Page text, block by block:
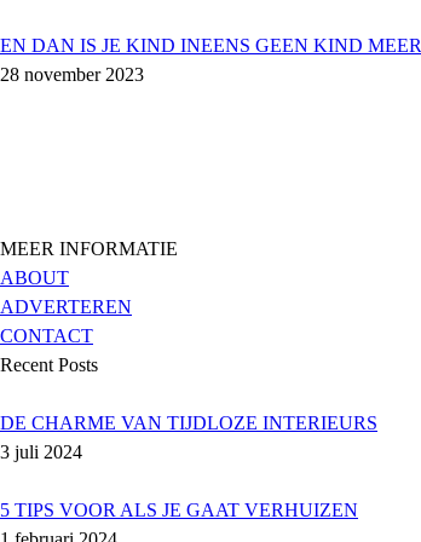
EN DAN IS JE KIND INEENS GEEN KIND MEER
28 november 2023
MEER INFORMATIE
ABOUT
ADVERTEREN
CONTACT
Recent Posts
DE CHARME VAN TIJDLOZE INTERIEURS
3 juli 2024
5 TIPS VOOR ALS JE GAAT VERHUIZEN